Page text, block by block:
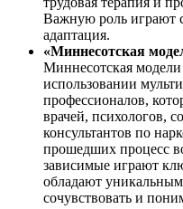
Важную роль играют
адаптация.
«Миннесотская
Миннесотская модели
использовании
профессионалов,
врачей, психологов,
консультантов по
прошедших процесс
зависимые играют
обладают
сочувствовать и